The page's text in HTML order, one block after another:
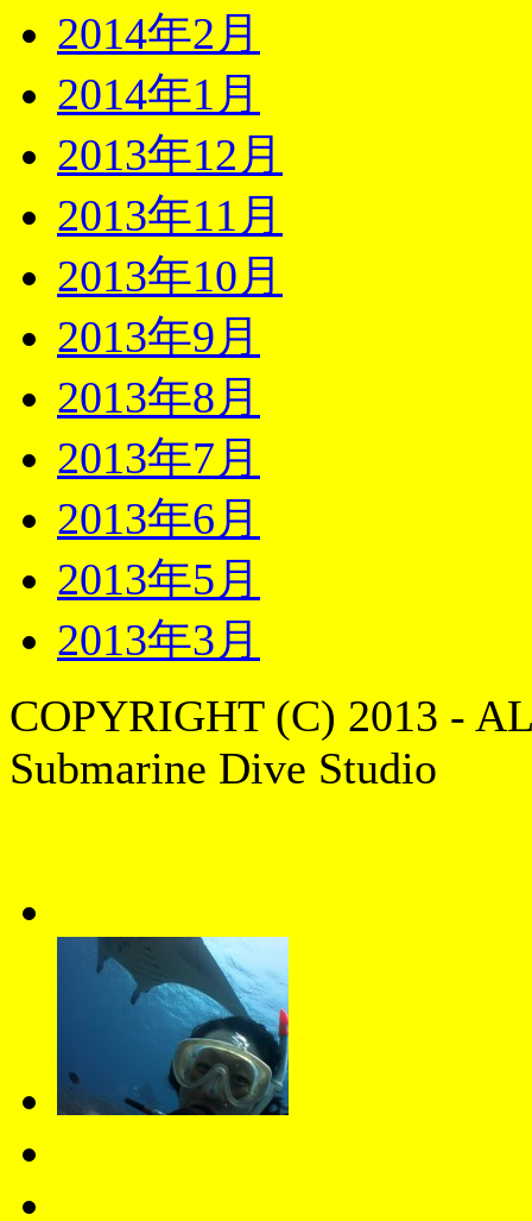
2014年2月
2014年1月
2013年12月
2013年11月
2013年10月
2013年9月
2013年8月
2013年7月
2013年6月
2013年5月
2013年3月
COPYRIGHT (C) 2013 -
Submarine Dive Studio